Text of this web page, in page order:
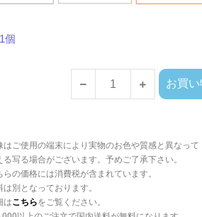
個
お買
ご使用の端末により実物のお色や質感と異なって
写る場合がございます。予めご了承下さい。
の価格には消費税が含まれています。
別となっております。
はこちらをご覧ください。